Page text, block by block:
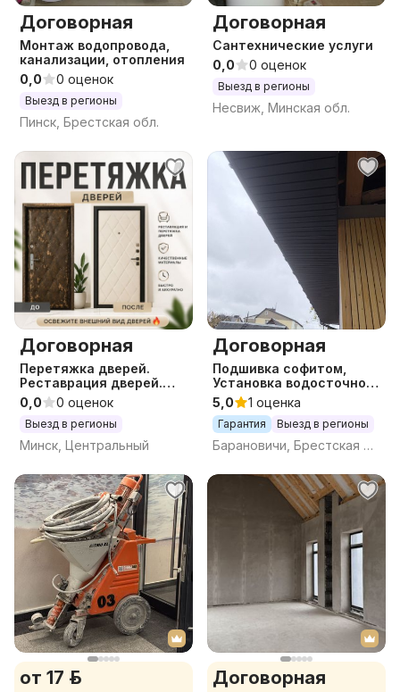
Договорная
Монтаж водопровода,
канализации, отопления
0,0
0 оценок
Выезд в регионы
Пинск, Брестская обл.
Договорная
Сантехнические услуги
0,0
0 оценок
Выезд в регионы
Несвиж, Минская обл.
Договорная
Перетяжка дверей.
Реставрация дверей.
МДФ панели для
дверей.
0,0 0 оценок
Выезд в регионы
Минск, Центральный
Договорная
Подшивка софитом,
Установка водосточной
системы, Обшивка
фасада , Монтаж
сайдинга
5,0 1 оценка
Гарантия Выезд в регионы
Барановичи, Брестская обл.
от 17 р. Договорная